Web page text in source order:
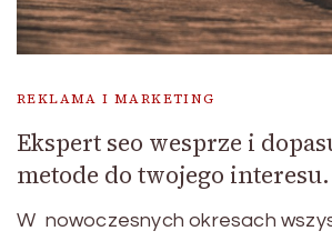
REKLAMA I MARKETING
Ekspert seo wesprze i
metode do twojego interesu.
W nowoczesnych okresach